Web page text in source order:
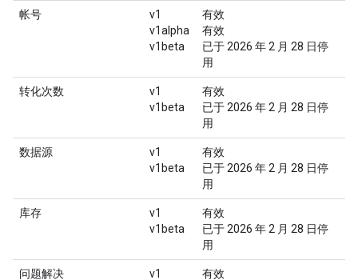
帐号
v1
v1alpha
v1beta
有效
有效
已于 2026 年 2 月 28 日停
用
转化次数
v1
v1beta
有效
已于 2026 年 2 月 28 日停
用
数据源
v1
v1beta
有效
已于 2026 年 2 月 28 日停
用
库存
v1
v1beta
有效
已于 2026 年 2 月 28 日停
用
问题解决 v1 有效